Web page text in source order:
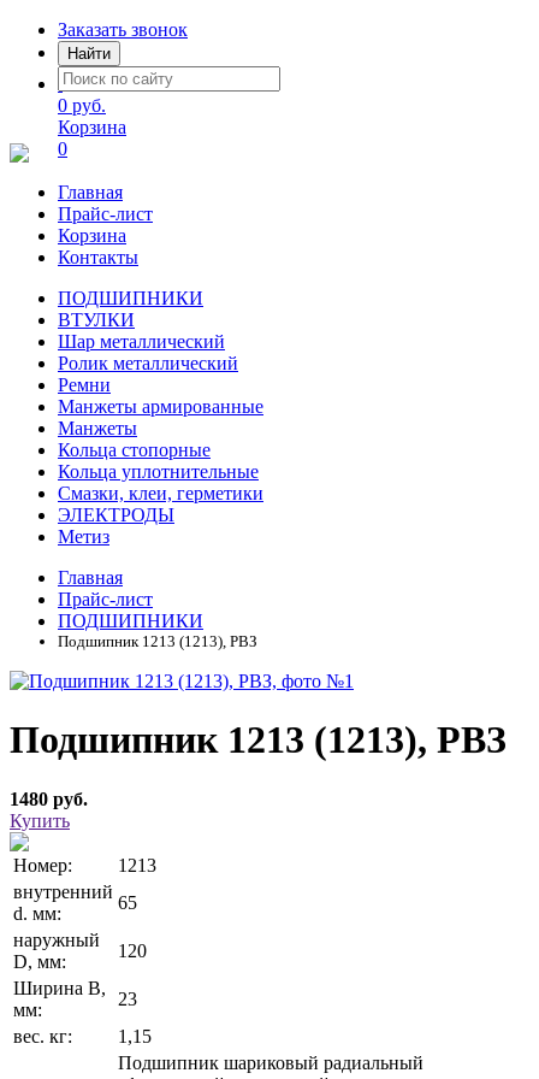
Заказать звонок
Найти
0 руб.
Корзина
0
Главная
Прайс-лист
Корзина
Контакты
ПОДШИПНИКИ
ВТУЛКИ
Шар металлический
Ролик металлический
Ремни
Манжеты армированные
Манжеты
Кольца стопорные
Кольца уплотнительные
Смазки, клеи, герметики
ЭЛЕКТРОДЫ
Метиз
Главная
Прайс-лист
ПОДШИПНИКИ
Подшипник 1213 (1213), РВЗ
Подшипник 1213 (1213), РВЗ
1480 руб.
Купить
Номер:
1213
внутренний
d. мм:
65
наружный
D, мм:
120
Ширина В,
мм:
23
вес. кг:
1,15
Подшипник шариковый радиальный